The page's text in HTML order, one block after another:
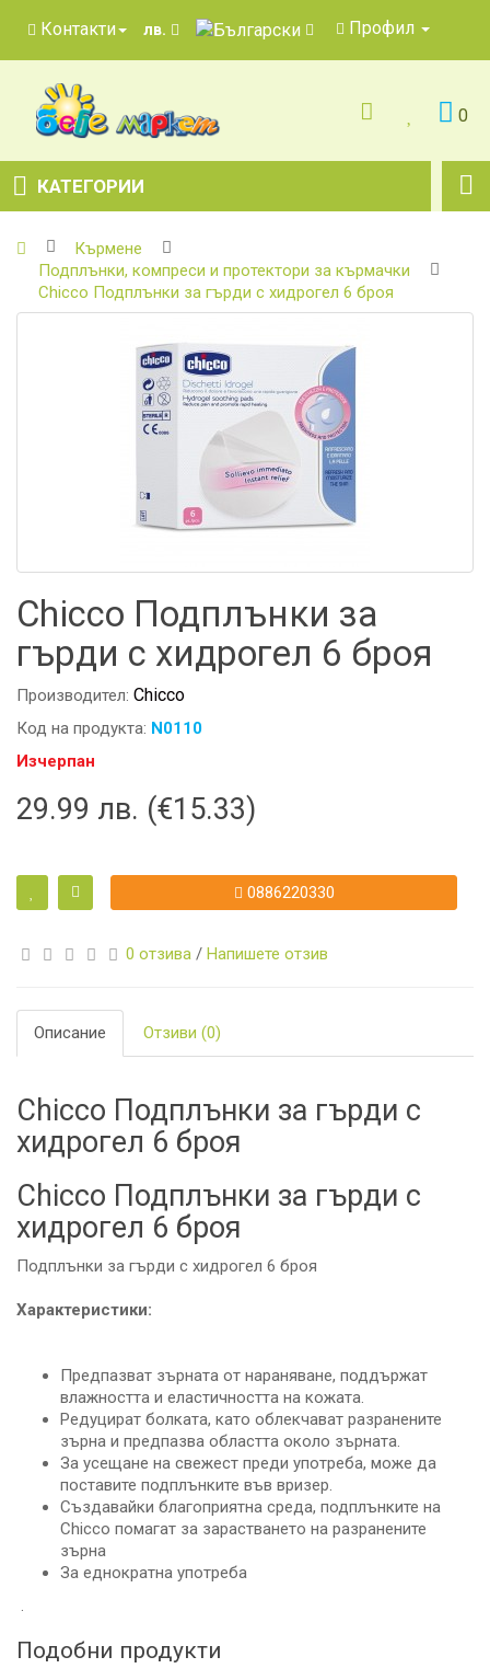
Контакти лв. Профил
0
КАТЕГОРИИ
Кърмене
Подплънки, компреси и протектори за кърмачки
Chicco Подплънки за гърди с хидрогел 6 броя
Chicco Подплънки за
гърди с хидрогел 6 броя
Производител: Chicco
Код на продукта: N0110
Изчерпан
29.99 лв. (€15.33)
0886220330
0 отзива / Напишете отзив
Описание Отзиви (0)
Chicco Подплънки за гърди с
хидрогел 6 броя
Chicco Подплънки за гърди с
хидрогел 6 броя
Подплънки за гърди с хидрогел 6 броя
Характеристики:
Предпазват зърната от нараняване, поддържат
влажността и еластичността на кожата.
Редуцират болката, като облекчават разранените
зърна и предпазва областта около зърната.
За усещане на свежест преди употреба, може да
поставите подплънките във вризер.
Създавайки благоприятна среда, подплънките на
Chicco помагат за зарастването на разранените
зърна
За еднократна употреба
.
Подобни продукти